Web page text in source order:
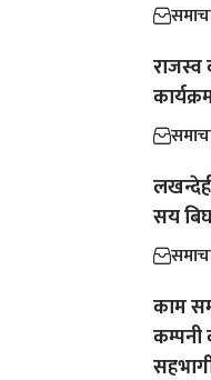
राजस्व
सय
काम
कम्पनी